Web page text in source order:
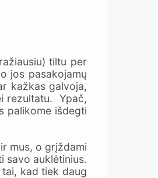
tiltu per
jos pasakojamų
kažkas galvoja,
rezultatu. Ypač,
palikome išdegti
mus, o grįždami
savo auklėtinius.
kad tiek daug